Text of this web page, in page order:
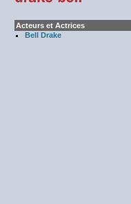
Acteurs et Actrices
Bell Drake